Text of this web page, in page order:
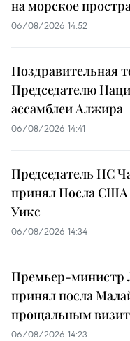
на морское
06/08/2026 14:52
Поздравительная
Председателю
ассамблеи Алжира
06/08/2026 14:41
Председатель НС
принял Посла
Уикс
06/08/2026 14:34
Премьер-министр
принял посла
прощальным
06/08/2026 14:23